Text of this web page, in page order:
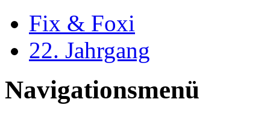
Fix & Foxi
22. Jahrgang
Navigationsmenü